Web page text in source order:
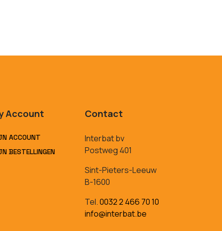
Account
ACCOUNT
BESTELLINGEN
Contact
Interbat bv
Postweg 401
Sint-Pieters-Leeuw
B-1600
Tel.0032 2 466 70 10
info@interbat.be